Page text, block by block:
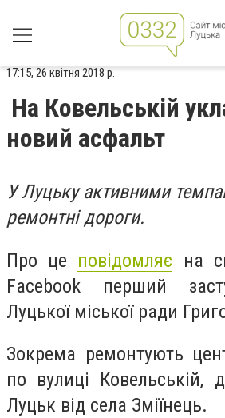
17:15, 26 квітня 2018 р.
На Ковельській
новий асфальт
У Луцьку активними
ремонтні дороги.
Про це повідомляє на
Facebook перший
Луцької міської ради
Зокрема ремонтують
по вулиці Ковельській,
Луцьк від села Зміїнець.